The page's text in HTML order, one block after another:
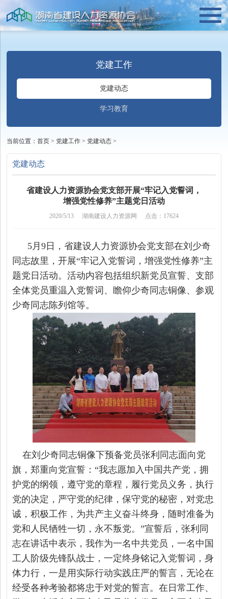
党建工作
党建动态
学习教育
当前位置：首页 >党建工作 >党建动态 >
党建动态
省建设人力资源协会党支部开展“牢记入党誓词，
增强党性修养”主题党日活动
2020/5/13 湖南建设人力资源网 点击：17624
5月9日，省建设人力资源协会党支部在刘少奇
同志故里，开展“牢记入党誓词，增强党性修养”主
题党日活动。活动内容包括组织新党员宣誓、支部
全体党员重温入党誓词、瞻仰少奇同志铜像、参观
少奇同志陈列馆等。
在刘少奇同志铜像下预备党员张利同志面向党
旗，郑重向党宣誓：“我志愿加入中国共产党，拥
护党的纲领，遵守党的章程，履行党员义务，执行
党的决定，严守党的纪律，保守党的秘密，对党忠
诚，积极工作，为共产主义奋斗终身，随时准备为
党和人民牺牲一切，永不叛党。”宣誓后，张利同
志在讲话中表示，我作为一名中共党员，一名中国
工人阶级先锋队战士，一定终身铭记入党誓词，身
体力行，一是用实际行动实践庄严的誓言，无论在
经受各种考验都将忠于对党的誓言。在日常工作、